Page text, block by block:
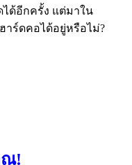
ได้อีกครั้ง แต่มาใน
าร์ดคอได้อยู่หรือไม่?
ณ!